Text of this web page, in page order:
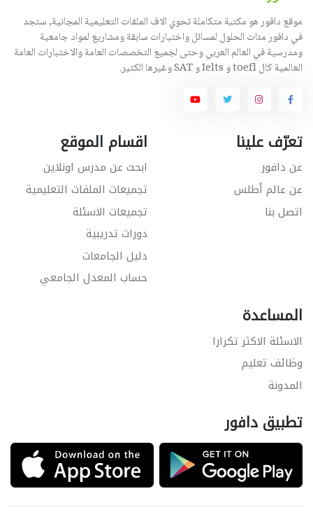
موقع دافور هو مكتبة متكاملة تحوي الاف الملفات التعليمية المجانية, ستجد
في دافور مئات الحلول لمسائل واختبارات سابقة ومشاريع لمواد جامعية
ومدرسية في العالم العربي وحتى لجميع التخصصات العامة والاختبارات العامة
العالمية كال toefl و Ielts و SAT وغيرها الكثير.
تعرّف علينا
عن دافور
عن عالم أطلس
اتصل بنا
اقسام الموقع
ابحث عن مدرس اونلاين
تجميعات الملفات التعليمية
تجميعات الاسئلة
دورات تدريبية
دليل الجامعات
حساب المعدل الجامعي
المساعدة
الاسئلة الاكثر تكرارا
وظائف تعليم
المدونة
تطبيق دافور